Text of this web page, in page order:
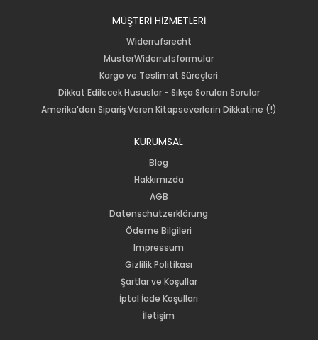
MÜŞTERİ HİZMETLERİ
Widerrufsrecht
MusterWiderrufsformular
Kargo ve Teslimat Süreçleri
Dikkat Edilecek Hususlar - Sıkça Sorulan Sorular
Amerika'dan Sipariş Veren Kitapseverlerin Dikkatine (!)
KURUMSAL
Blog
Hakkımızda
AGB
Datenschutzerklärung
Ödeme Bilgileri
Impressum
Gizlilik Politikası
Şartlar ve Koşullar
İptal İade Koşulları
İletişim